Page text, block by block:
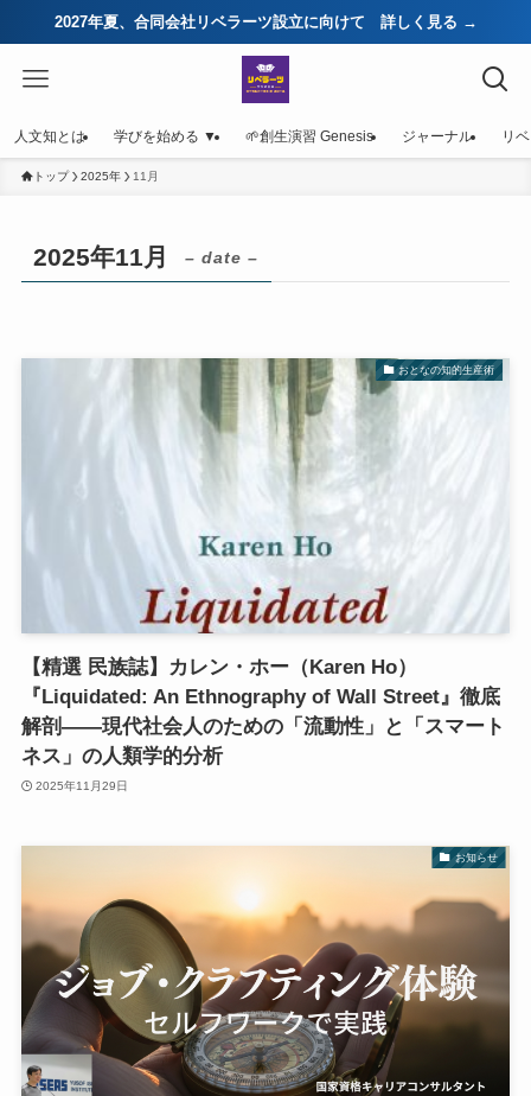
2027年夏、合同会社リベラーツ設立に向けて 詳しく見る →
人文知とは 学びを始める ▼ 🌱創生演習 Genesis ジャーナル リ
トップ 2025年 11月
2025年11月 – date –
おとなの知的生産術
【精選 民族誌】カレン・ホー（Karen Ho）
『Liquidated: An Ethnography of Wall Street』徹底
解剖——現代社会人のための「流動性」と「スマート
ネス」の人類学的分析
2025年11月29日
お知らせ